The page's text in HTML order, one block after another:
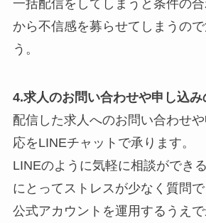
一括配信をしてしまうと条件の
から不信感を募らせてしまうの
う。
4.求人のお問い合わせや申し込み
配信した求人へのお問い合わせ
応をLINEチャットで承ります。
LINEのように気軽に相談ができ
にとってストレスが少なく質問
公式アカウントを運用するうえ